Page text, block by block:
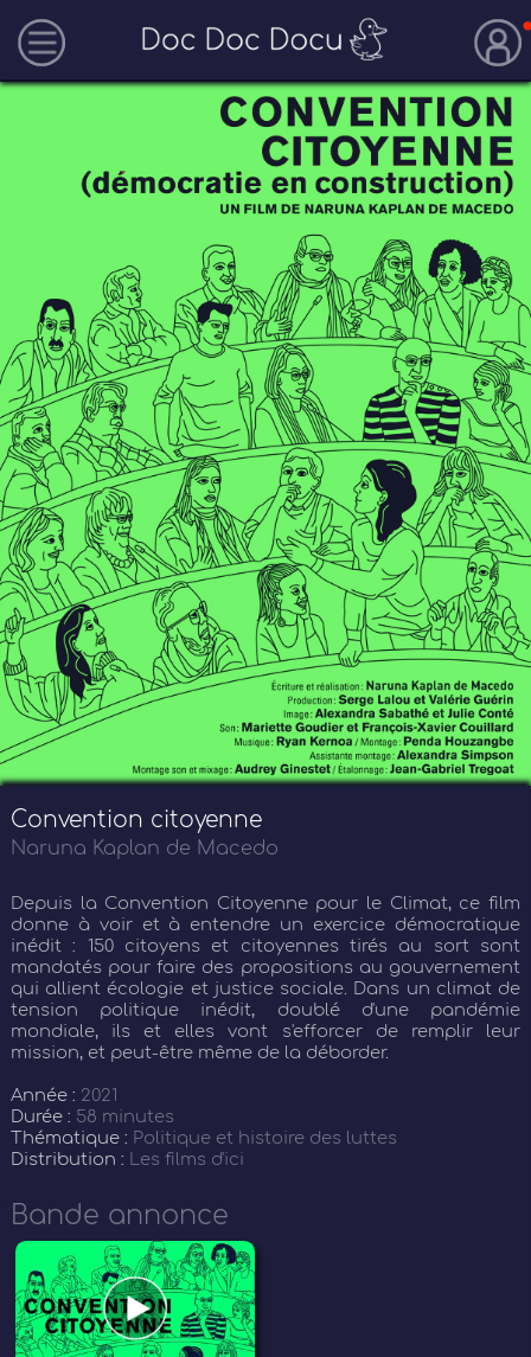
Convention citoyenne
Naruna Kaplan de Macedo
Depuis la Convention Citoyenne pour le Climat, ce film
donne à voir et à entendre un exercice démocratique
inédit : 150 citoyens et citoyennes tirés au sort sont
mandatés pour faire des propositions au gouvernement
qui allient écologie et justice sociale. Dans un climat de
tension politique inédit, doublé d'une pandémie
mondiale, ils et elles vont s'efforcer de remplir leur
mission, et peut-être même de la déborder.
Année : 2021
Durée : 58 minutes
Thématique : Politique et histoire des luttes
Distribution : Les films d'ici
Bande annonce